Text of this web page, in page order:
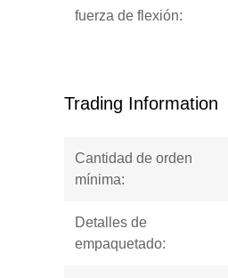
fuerza de flexión:
Trading Information
Cantidad de orden
mínima:
Detalles de
empaquetado: